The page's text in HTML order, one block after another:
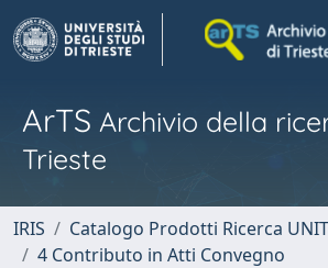
ArTS Archivio della
Trieste
IRIS
Catalogo Prodotti Ricerca
4 Contributo in Atti Convegno